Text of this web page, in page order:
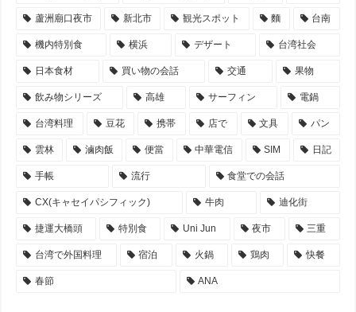
蘆洲廟口夜市 新北市 観光スポット 麵 台南
機内特別食 横浜 デザート 台湾社会
日本食材 買い物の会話 交通 果物
飲み物シリーズ 高雄 サーフィン 電鍋
台湾料理 豆花 携帯 店で 文具 パン
雲林 滷肉飯 便當 中華電信 SIM 日記
手帳 流行 食堂での会話
CX(キャセイパシフィック) 牛肉 迪化街
捷運大橋頭 特別食 Uni Jun 夜市 三重
台湾で外国料理 宿泊 火鍋 鶏肉 快餐
春節 ANA